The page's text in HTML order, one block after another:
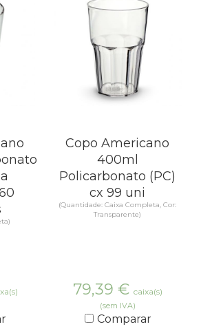
Copo Americano
400ml
Policarbonato (PC)
cx 99 uni
(Quantidade: Caixa Completa, Cor:
Transparente)
79,39 € caixa(s)
(sem IVA)
Comparar